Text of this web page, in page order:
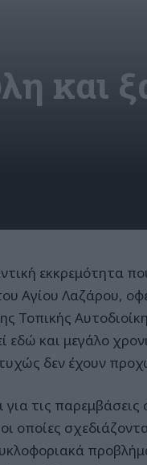
και
εκκρεμότητα
Αγίου Λαζάρου,
Τοπικής
εδώ και μεγάλο
δεν έχουν
για τις
οποίες